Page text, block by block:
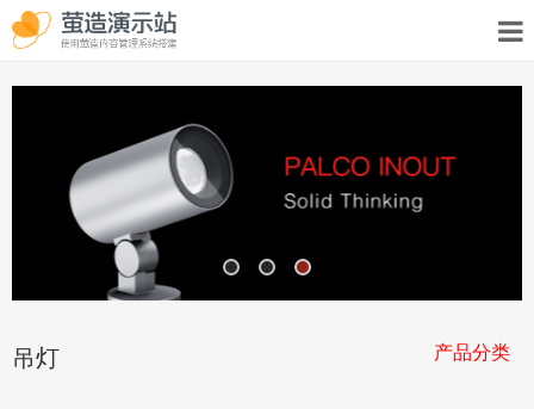
吊灯 产品分类